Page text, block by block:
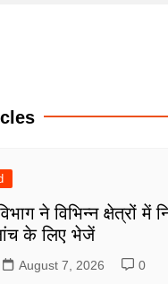
ने विभिन्न क्षेत्रों में
के लिए भेजें
August 7, 2026 0